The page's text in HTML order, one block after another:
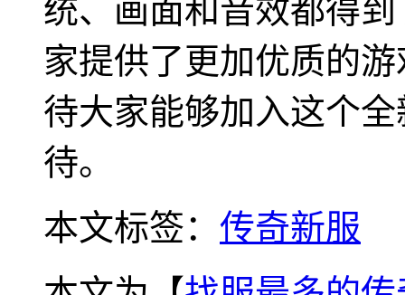
统、画面和音效都得
家提供了更加优质的
待大家能够加入这个
待。
本文标签： 传奇新服